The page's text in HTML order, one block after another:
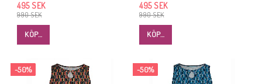
990 SEK
495 SEK
KÖP…
990 SEK
495 SEK
KÖP…
-50% -50%